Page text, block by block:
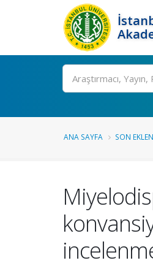
Ara
ANA SAYFA SON